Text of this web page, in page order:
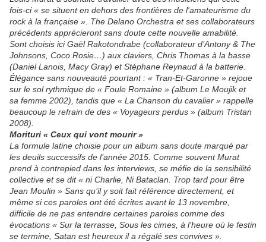
fois-ci « se situent en dehors des frontières de l'amateurisme du
rock à la française ». The Delano Orchestra et ses collaborateurs
précédents apprécieront sans doute cette nouvelle amabilité.
Sont choisis ici Gaël Rakotondrabe (collaborateur d’Antony & The
Johnsons, Coco Rosie…) aux claviers, Chris Thomas à la basse
(Daniel Lanois, Macy Gray) et Stéphane Reynaud à la batterie.
Élégance sans nouveauté pourtant : « Tran-Et-Garonne » rejoue
sur le sol rythmique de « Foule Romaine » (album Le Moujik et
sa femme 2002), tandis que « La Chanson du cavalier » rappelle
beaucoup le refrain de des « Voyageurs perdus » (album Tristan
2008).
Morituri « Ceux qui vont mourir »
La formule latine choisie pour un album sans doute marqué par
les deuils successifs de l’année 2015. Comme souvent Murat
prend à contrepied dans les interviews, se méfie de la sensibilité
collective et se dit « ni Charlie, Ni Bataclan. Trop tard pour être
Jean Moulin » Sans qu’il y soit fait référence directement, et
même si ces paroles ont été écrites avant le 13 novembre,
difficile de ne pas entendre certaines paroles comme des
évocations « Sur la terrasse, Sous les cimes, à l'heure où le festin
se termine, Satan est heureux il a régalé ses convives ».